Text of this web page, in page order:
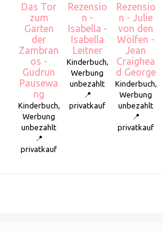
Das Tor
zum
Garten
der
Zambran
os -
Gudrun
Pausewa
ng
Kinderbuch,
Werbung
unbezahlt
📍
privatkauf
Rezensio
n -
Isabella -
Isabella
Leitner
Kinderbuch,
Werbung
unbezahlt
📍
privatkauf
Rezensio
n - Julie
von den
Wölfen -
Jean
Craighea
d George
Kinderbuch,
Werbung
unbezahlt
📍
privatkauf